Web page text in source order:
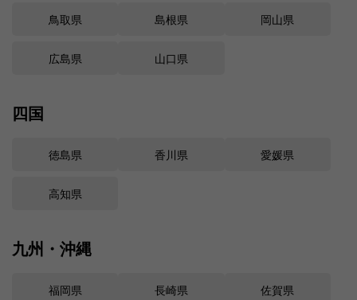
鳥取県 島根県 岡山県
広島県 山口県
四国
徳島県 香川県 愛媛県
高知県
九州・沖縄
福岡県 長崎県 佐賀県